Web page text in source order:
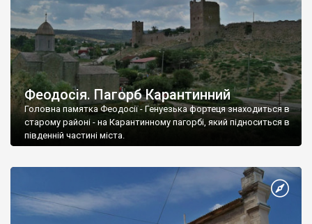
Феодосія. Пагорб Карантинний
Головна памятка Феодосії - Генуезька фортеця знаходиться в
старому районі - на Карантинному пагорбі, який підноситься в
південній частині міста.